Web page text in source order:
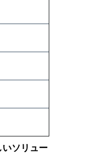
ソリュー